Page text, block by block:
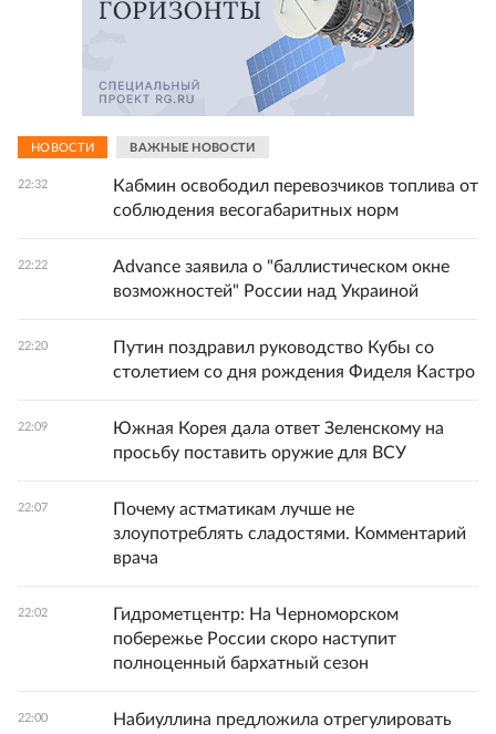
НОВОСТИ ВАЖНЫЕ НОВОСТИ
22:32
Кабмин освободил перевозчиков топлива от
соблюдения весогабаритных норм
22:22
Advance заявила о "баллистическом окне
возможностей" России над Украиной
22:20
Путин поздравил руководство Кубы со
столетием со дня рождения Фиделя Кастро
22:09
Южная Корея дала ответ Зеленскому на
просьбу поставить оружие для ВСУ
22:07
Почему астматикам лучше не
злоупотреблять сладостями. Комментарий
врача
22:02
Гидрометцентр: На Черноморском
побережье России скоро наступит
полноценный бархатный сезон
22:00
Набиуллина предложила отрегулировать